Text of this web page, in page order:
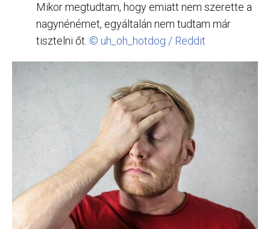
Mikor megtudtam, hogy emiatt nem szerette a
nagynénémet, egyáltalán nem tudtam már
tisztelni őt. © uh_oh_hotdog / Reddit